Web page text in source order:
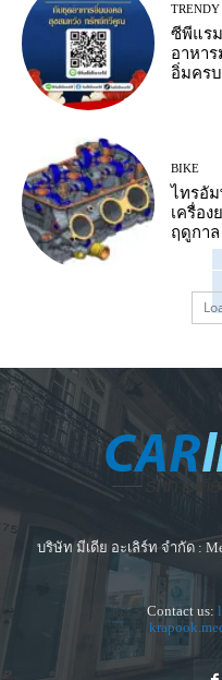
TRENDY
ซีพีแร
อาหาร
อิ่มคร
BIKE
ไทรอัม
เครื่อ
ฤดูกาล
บริษัท มีเดีย อะเลิร์ท จำกัด :
Contact us: